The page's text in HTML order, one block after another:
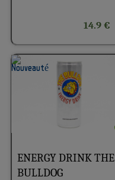
14.9 €
ENERGY DRINK THE
BULLDOG